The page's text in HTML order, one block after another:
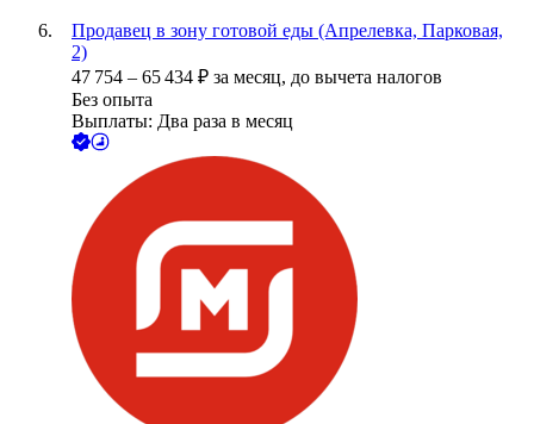
Продавец в зону готовой еды (Апрелевка, Парковая,
2)
47 754 – 65 434 ₽ за месяц, до вычета налогов
Без опыта
Выплаты: Два раза в месяц